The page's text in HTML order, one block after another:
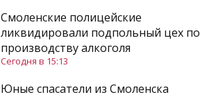
Смоленские полицейские
ликвидировали подпольный цех по
производству алкоголя
Сегодня в 15:13
Юные спасатели из Смоленска